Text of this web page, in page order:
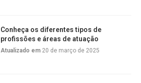
Conheça os diferentes tipos de
profissões e áreas de atuação
Atualizado em 20 de março de 2025